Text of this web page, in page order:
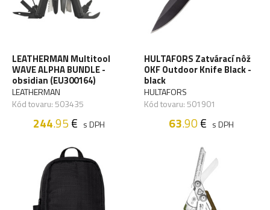
LEATHERMAN Multitool
WAVE ALPHA BUNDLE -
obsidian (EU300164)
LEATHERMAN
Kód tovaru: 503435
244.95€ s DPH
HULTAFORS Zatvárací nôž
OKF Outdoor Knife Black -
black
HULTAFORS
Kód tovaru: 501901
63.90€ s DPH